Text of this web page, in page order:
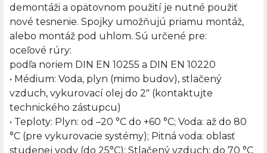
demontáži a opätovnom použití je nutné použiť
nové tesnenie. Spojky umožňujú priamu montáž,
alebo montáž pod uhlom. Sú určené pre:
oceľové rúry:
podľa noriem DIN EN 10255 a DIN EN 10220
• Médium: Voda, plyn (mimo budov), stlačený
vzduch, vykurovací olej do 2" (kontaktujte
technického zástupcu)
• Teploty: Plyn: od –20 °C do +60 °C; Voda: až do 80
°C (pre vykurovacie systémy); Pitná voda: oblasť
studenej vody (do 25°C); Stlačený vzduch: do 70 °C